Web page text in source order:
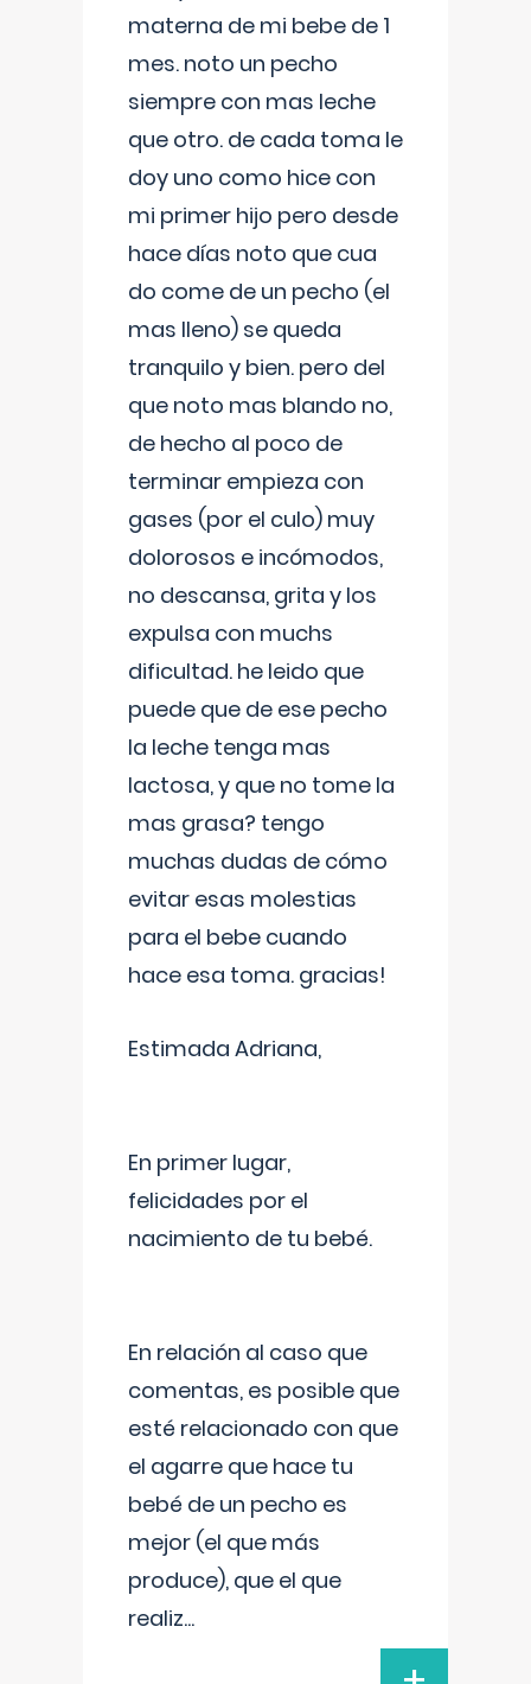
materna de mi bebe de 1
mes. noto un pecho
siempre con mas leche
que otro. de cada toma le
doy uno como hice con
mi primer hijo pero desde
hace días noto que cua
do come de un pecho (el
mas lleno) se queda
tranquilo y bien. pero del
que noto mas blando no,
de hecho al poco de
terminar empieza con
gases (por el culo) muy
dolorosos e incómodos,
no descansa, grita y los
expulsa con muchs
dificultad. he leido que
puede que de ese pecho
la leche tenga mas
lactosa, y que no tome la
mas grasa? tengo
muchas dudas de cómo
evitar esas molestias
para el bebe cuando
hace esa toma. gracias!
Estimada Adriana,
En primer lugar,
felicidades por el
nacimiento de tu bebé.
En relación al caso que
comentas, es posible que
esté relacionado con que
el agarre que hace tu
bebé de un pecho es
mejor (el que más
produce), que el que
realiz...